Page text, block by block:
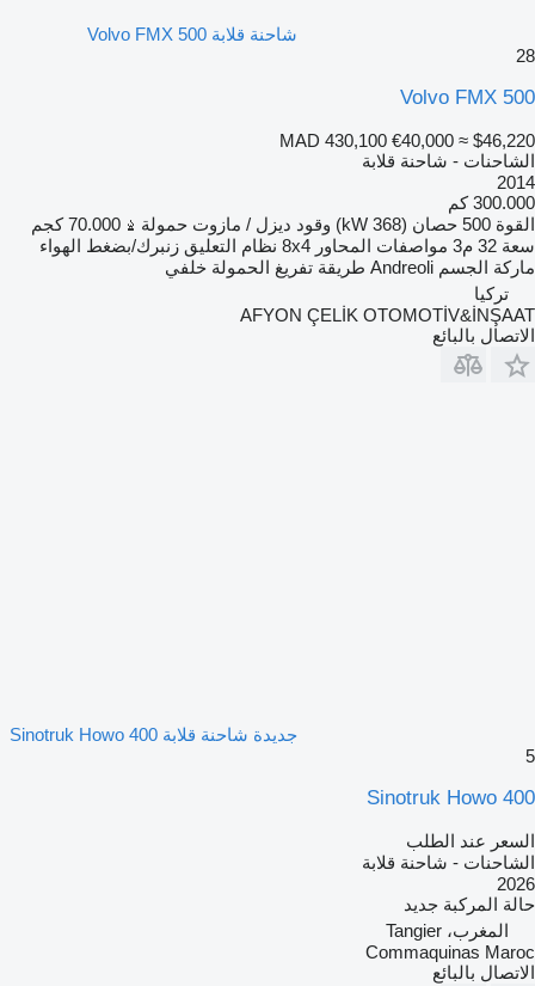
شاحنة قلابة Volvo FMX 500
28
Volvo FMX 500
MAD 430,100 €40,000 ≈ $46,220
الشاحنات - شاحنة قلابة
2014
300.000 كم
القوة 500 حصان (368 kW) وقود ديزل / مازوت حمولة
70.000 كجم
سعة 32 م3 مواصفات المحاور 8x4 نظام التعليق زنبرك/بضغط الهواء
ماركة الجسم Andreoli طريقة تفريغ الحمولة خلفي
تركيا
AFYON ÇELİK OTOMOTİV&İNŞAAT
الاتصال بالبائع
جديدة شاحنة قلابة Sinotruk Howo 400
5
Sinotruk Howo 400
السعر عند الطلب
الشاحنات - شاحنة قلابة
2026
حالة المركبة جديد
المغرب، Tangier
Commaquinas Maroc
الاتصال بالبائع